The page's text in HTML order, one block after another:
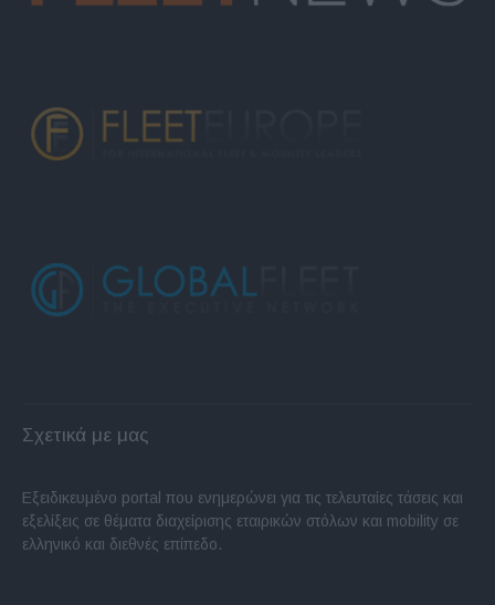
Σχετικά με μας
Εξειδικευμένο portal που ενημερώνει για τις τελευταίες τάσεις και
εξελίξεις σε θέματα διαχείρισης εταιρικών στόλων και mobility σε
ελληνικό και διεθνές επίπεδο.